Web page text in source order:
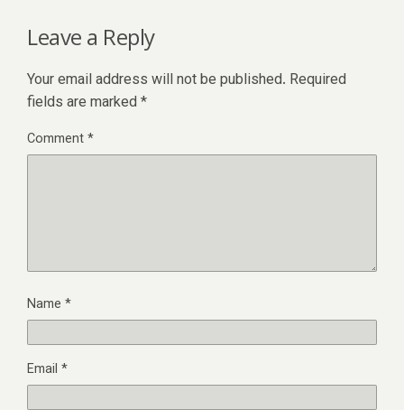
Leave a Reply
Your email address will not be published. Required
fields are marked *
Comment*
Name *
Email *